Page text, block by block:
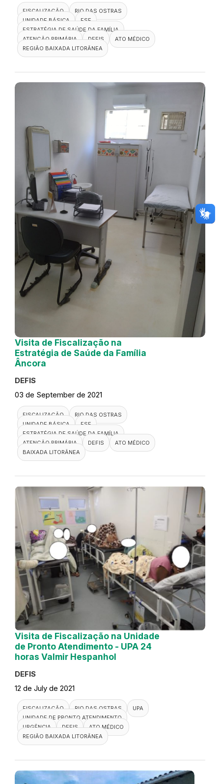
FISCALIZAÇÃO
RIO DAS OSTRAS
UNIDADE BÁSICA
ESF
ESTRATÉGIA DE SAÚDE DA FAMÍLIA
ATENÇÃO PRIMÁRIA
DEFIS
ATO MÉDICO
REGIÃO BAIXADA LITORÂNEA
Visita de Fiscalização na
Estratégia de Saúde da Família
Âncora
DEFIS
03 de September de 2021
FISCALIZAÇÃO
RIO DAS OSTRAS
UNIDADE BÁSICA
ESF
ESTRATÉGIA DE SAÚDE DA FAMÍLIA
ATENÇÃO PRIMÁRIA
DEFIS
ATO MÉDICO
BAIXADA LITORÂNEA
Visita de Fiscalização na Unidade
de Pronto Atendimento - UPA 24
horas Valmir Hespanhol
DEFIS
12 de July de 2021
FISCALIZAÇÃO RIO DAS OSTRAS
UPA
UNIDADE DE PRONTO ATENDIMENTO
URGÊNCIA
DEFIS
ATO MÉDICO
REGIÃO BAIXADA LITORÂNEA